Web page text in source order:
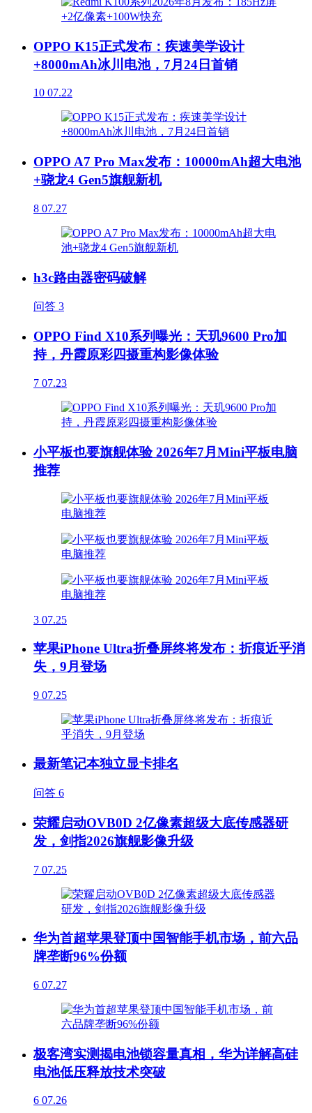
OPPO K15正式发布：疾速美学设计
+8000mAh冰川电池，7月24日首销
10 07.22
OPPO A7 Pro Max发布：10000mAh超大电池
+骁龙4 Gen5旗舰新机
8 07.27
h3c路由器密码破解
问答 3
OPPO Find X10系列曝光：天玑9600 Pro加
持，丹霞原彩四摄重构影像体验
7 07.23
小平板也要旗舰体验 2026年7月Mini平板电脑
推荐
3 07.25
苹果iPhone Ultra折叠屏终将发布：折痕近乎消
失，9月登场
9 07.25
最新笔记本独立显卡排名
问答 6
荣耀启动OVB0D 2亿像素超级大底传感器研
发，剑指2026旗舰影像升级
7 07.25
华为首超苹果登顶中国智能手机市场，前六品
牌垄断96%份额
6 07.27
极客湾实测揭电池锁容量真相，华为详解高硅
电池低压释放技术突破
6 07.26